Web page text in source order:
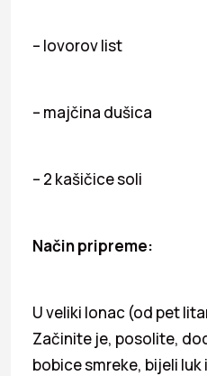
– lovorov list
– majčina dušica
– 2 kašičice soli
Način pripreme:
U veliki lonac (od pet
Začinite je, posolite,
bobice smreke, bijeli